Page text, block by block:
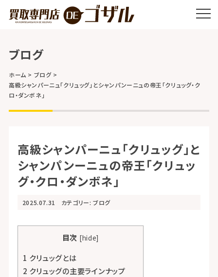
ブログ
ホーム
ブログ
高級シャンパーニュ「クリュッグ」とシャンパンーニュの帝王「クリュッグ・ク
ロ・ダンボネ」
高級シャンパーニュ「クリュッグ」と
シャンパンーニュの帝王「クリュッ
グ・クロ・ダンボネ」
2025.07.31 カテゴリー:ブログ
目次 [hide]
1 クリュッグとは
2 クリュッグの主要ラインナップ